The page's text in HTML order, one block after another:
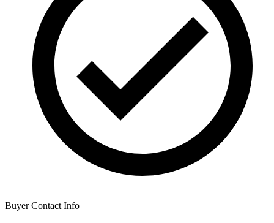
Buyer Contact Info